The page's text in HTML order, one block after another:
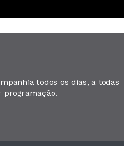
todos os dias, a todas
programação.